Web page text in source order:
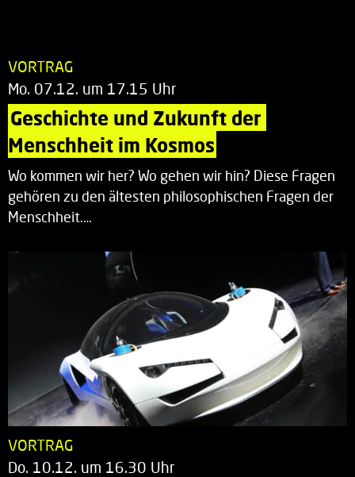
VORTRAG
Mo. 07.12. um 17.15 Uhr
Geschichte und Zukunft der
Menschheit im Kosmos
Wo kommen wir her? Wo gehen wir hin? Diese Fragen
gehören zu den ältesten philosophischen Fragen der
Menschheit.…
VORTRAG
Do. 10.12. um 16.30 Uhr